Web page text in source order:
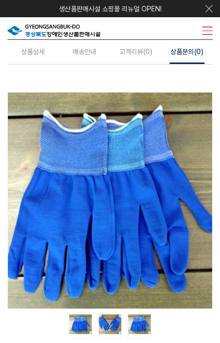
생산품판매시설 쇼핑몰 리뉴얼 OPEN!
우리지역상품 시설안내 주요사업 수의계약 정보센터
상품상세 배송안내 고객리뷰(0) 상품문의(0)